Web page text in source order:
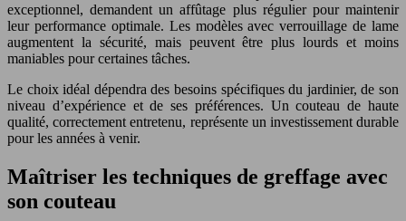
exceptionnel, demandent un affûtage plus régulier pour maintenir
leur performance optimale. Les modèles avec verrouillage de lame
augmentent la sécurité, mais peuvent être plus lourds et moins
maniables pour certaines tâches.
Le choix idéal dépendra des besoins spécifiques du jardinier, de son
niveau d’expérience et de ses préférences. Un couteau de haute
qualité, correctement entretenu, représente un investissement durable
pour les années à venir.
Maîtriser les techniques de greffage avec
son couteau